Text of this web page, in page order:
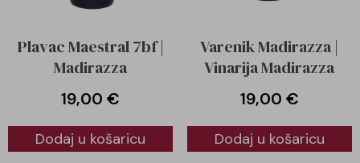
Plavac Maestral 7bf |
Madirazza
19,00€
Dodaj u košaricu
Varenik Madirazza |
Vinarija Madirazza
19,00 €
Dodaj u košaricu